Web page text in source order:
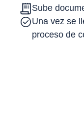
Sube
Una vez se
proceso de